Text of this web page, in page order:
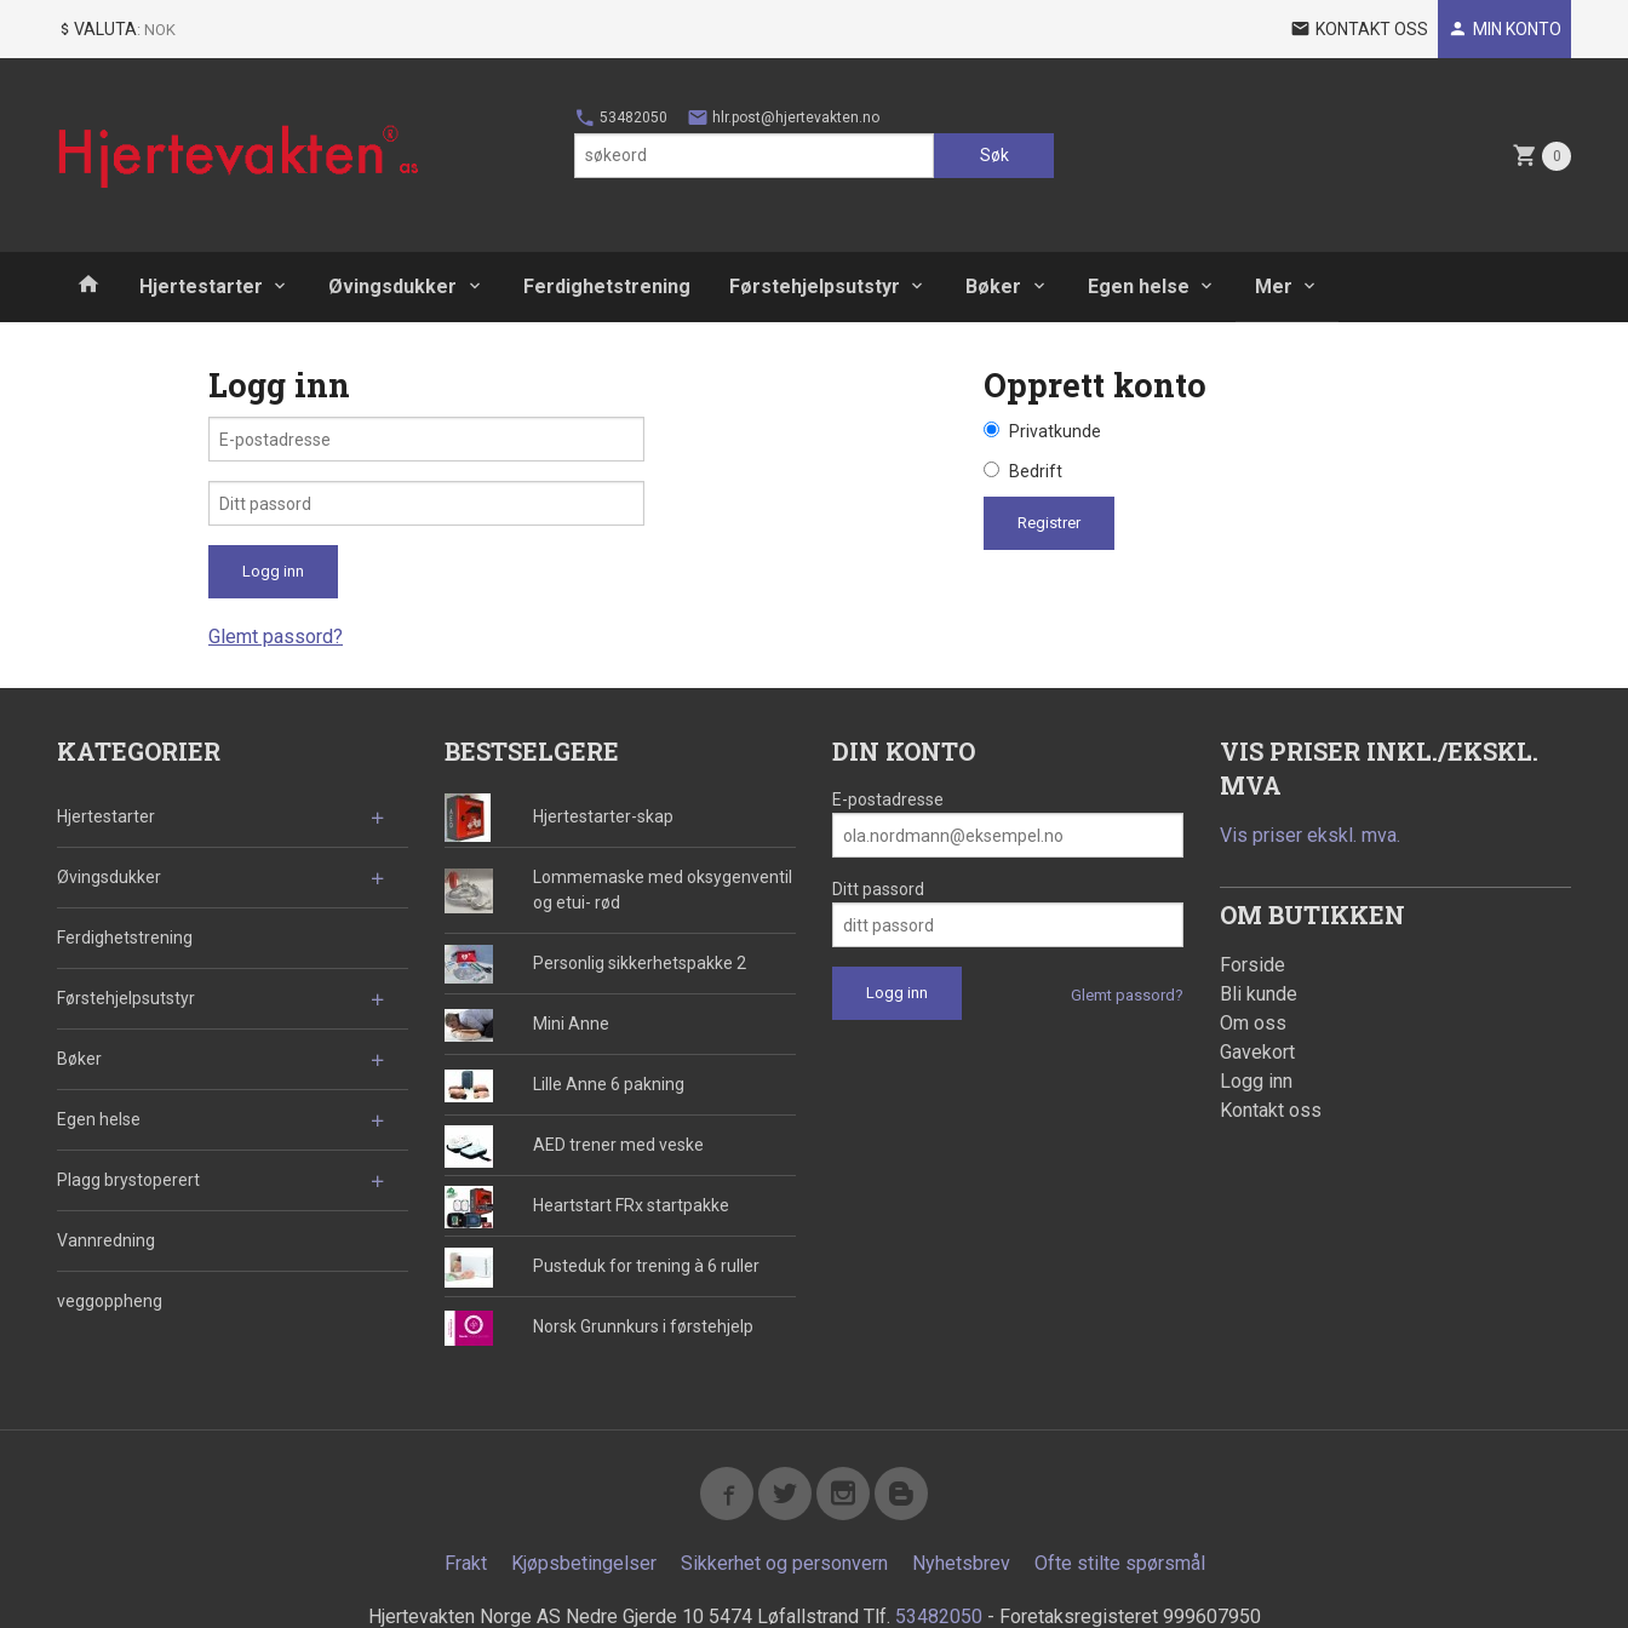
VALUTA: NOK KONTAKT OSS MIN KONTO
53482050 hlr.post@hjertevakten.no
Søk 0
Produkter
Hjertestarter Øvingsdukker Ferdighetstrening Førstehjelpsutstyr Bøker Egen helse Mer
Logg inn
Glemt passord?
Opprett konto
Privatkunde
Bedrift
KATEGORIER
Hjertestarter
Øvingsdukker
Ferdighetstrening
Førstehjelpsutstyr
Bøker
Egen helse
Plagg brystoperert
Vannredning
veggoppheng
BESTSELGERE
Hjertestarter-skap
Lommemaske med oksygenventil
og etui- rød
Personlig sikkerhetspakke 2
Mini Anne
Lille Anne 6 pakning
AED trener med veske
Heartstart FRx startpakke
Pusteduk for trening à 6 ruller
Norsk Grunnkurs i førstehjelp
DIN KONTO
E-postadresse
Ditt passord
Glemt passord?
VIS PRISER INKL./EKSKL.
MVA
Vis priser ekskl. mva.
OM BUTIKKEN
Forside
Bli kunde
Om oss
Gavekort
Logg inn
Kontakt oss
Frakt Kjøpsbetingelser Sikkerhet og personvern Nyhetsbrev Ofte stilte spørsmål
Hjertevakten Norge AS Nedre Gjerde 10 5474 Løfallstrand Tlf. 53482050 - Foretaksregisteret 999607950